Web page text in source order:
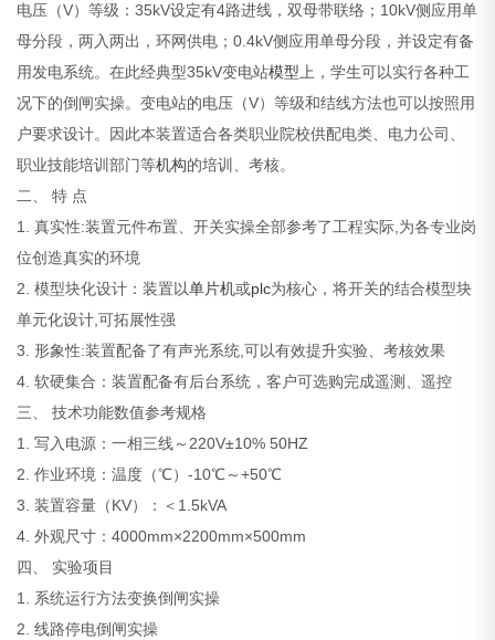
电压（V）等级：35kV设定有4路进线，双母带联络；10kV侧应用单
母分段，两入两出，环网供电；0.4kV侧应用单母分段，并设定有备
用发电系统。在此经典型35kV变电站模型上，学生可以实行各种工
况下的倒闸实操。变电站的电压（V）等级和结线方法也可以按照用
户要求设计。因此本装置适合各类职业院校供配电类、电力公司、
职业技能培训部门等机构的培训、考核。
二、 特 点
1. 真实性:装置元件布置、开关实操全部参考了工程实际,为各专业岗
位创造真实的环境
2. 模型块化设计：装置以单片机或plc为核心，将开关的结合模型块
单元化设计,可拓展性强
3. 形象性:装置配备了有声光系统,可以有效提升实验、考核效果
4. 软硬集合：装置配备有后台系统，客户可选购完成遥测、遥控
三、 技术功能数值参考规格
1. 写入电源：一相三线～220V±10% 50HZ
2. 作业环境：温度（℃）-10℃～+50℃
3. 装置容量（KV）：＜1.5kVA
4. 外观尺寸：4000mm×2200mm×500mm
四、 实验项目
1. 系统运行方法变换倒闸实操
2. 线路停电倒闸实操